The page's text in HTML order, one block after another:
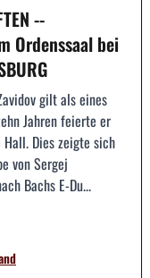
--
Ordenssaal bei
gilt als eines
Jahren feierte er
Dies zeigte sich
von Sergej
Bachs E-Du...